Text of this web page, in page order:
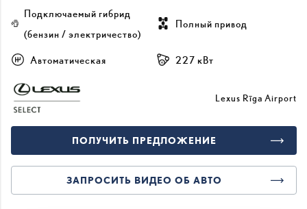
Подключаемый гибрид
(бензин / электричество)
Полный привод
Автоматическая 227 кВт
Lexus Rīga Airport
ПОЛУЧИТЬ ПРЕДЛОЖЕНИЕ
ЗАПРОСИТЬ ВИДЕО ОБ АВТО